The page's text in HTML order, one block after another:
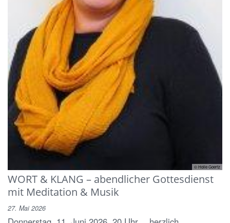
© Holle Goertz
WORT & KLANG – abendlicher Gottesdienst
mit Meditation & Musik
27. Mai 2026